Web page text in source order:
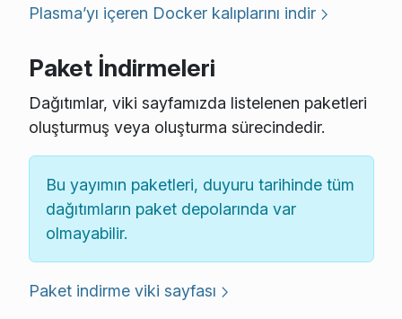
Plasma’yı içeren Docker kalıplarını indir
Paket İndirmeleri
Dağıtımlar, viki sayfamızda listelenen paketleri
oluşturmuş veya oluşturma sürecindedir.
Bu yayımın paketleri, duyuru tarihinde tüm
dağıtımların paket depolarında var
olmayabilir.
Paket indirme viki sayfası